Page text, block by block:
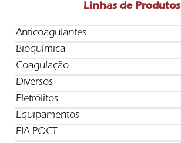
Linhas de Produtos
Anticoagulantes
Bioquímica
Coagulação
Diversos
Eletrólitos
Equipamentos
FIA POCT